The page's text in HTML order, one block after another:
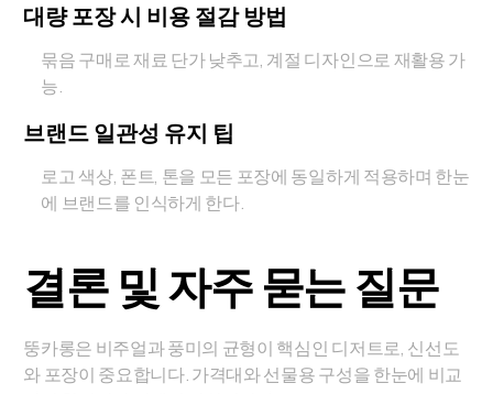
대량 포장 시 비용 절감 방법
묶음 구매로 재료 단가 낮추고, 계절 디자인으로 재활용 가
능.
브랜드 일관성 유지 팁
로고 색상, 폰트, 톤을 모든 포장에 동일하게 적용하며 한눈
에 브랜드를 인식하게 한다.
결론 및 자주 묻는 질문
뚱카롱은 비주얼과 풍미의 균형이 핵심인 디저트로, 신선도
와 포장이 중요합니다. 가격대와 선물용 구성을 한눈에 비교